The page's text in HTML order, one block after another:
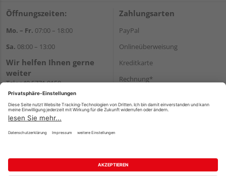
Öffnungszeiten:
Mo. – Fr. 07:00 – 18:00
Sa. 08:00 – 13:00
Wir helfen Ihnen gerne
weiter
Tel.:+49 5771 9150
E-Mail:info@holz-hassfeld.de
WhatsApp
Zahlungsarten
PayPal
Onlineüberweisung
Kreditkarte
Rechnung*
Versand
Impressum AGB Widerruf
Datenschutz